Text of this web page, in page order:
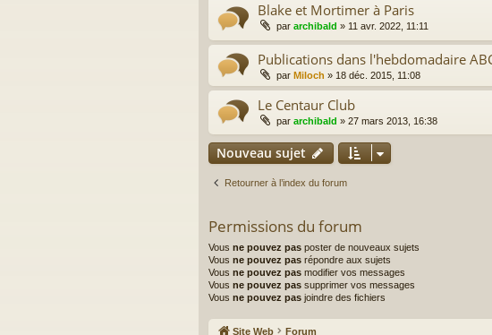
Blake et Mortimer à Paris
par archibald » 11 avr. 2022, 11:11
Publications dans l'hebdomadaire
par Miloch » 18 déc. 2015, 11:08
Le Centaur Club
par archibald » 27 mars 2013, 16:38
Nouveau sujet
Retourner à l’index du forum
Permissions du forum
Vous ne pouvez pas poster de nouveaux sujets
Vous ne pouvez pas répondre aux sujets
Vous ne pouvez pas modifier vos messages
Vous ne pouvez pas supprimer vos messages
Vous ne pouvez pas joindre des fichiers
Site Web Forum